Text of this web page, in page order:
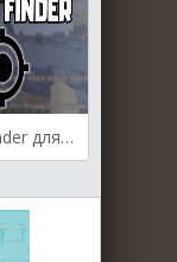
Coord Finder для Майнкрафт [1.20.4, 1.20.1, 1.19.4]